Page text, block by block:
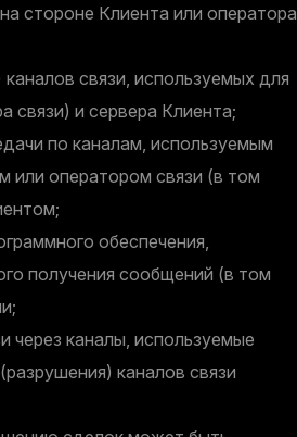
стороне Клиента или оператора
связи, используемых для
связи) и сервера Клиента;
по каналам, используемым
или оператором связи (в том
обеспечения,
получения сообщений (в том
через каналы, используемые
каналов связи